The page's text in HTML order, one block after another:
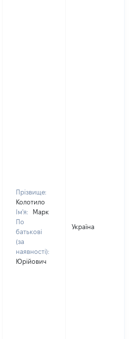
Прізвище:
Колотило
Ім'я:
Марк
По
батькові
(за
наявності):
Юрійович
Україна